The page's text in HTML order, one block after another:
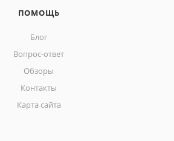
ПОМОЩЬ
Блог
Вопрос-ответ
Обзоры
Контакты
Карта сайта